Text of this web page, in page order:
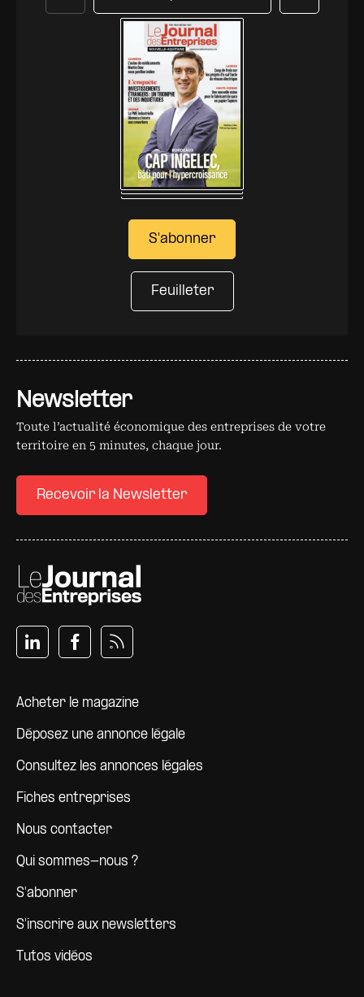
Newsletter
Toute l’actualité économique des entreprises de votre
territoire en 5 minutes, chaque jour.
Recevoir la Newsletter
Pied de page
Acheter le magazine
Déposez une annonce légale
Consultez les annonces légales
Fiches entreprises
Nous contacter
Qui sommes-nous ?
S'abonner
S'inscrire aux newsletters
Tutos vidéos
S'abonner
Feuilleter
Précédent Suivant